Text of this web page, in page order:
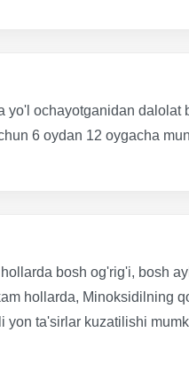
yo'l ochayotganidan dalolat
6 oydan 12 oygacha
bosh og'rig'i, bosh
hollarda, Minoksidilning
ta'sirlar kuzatilishi